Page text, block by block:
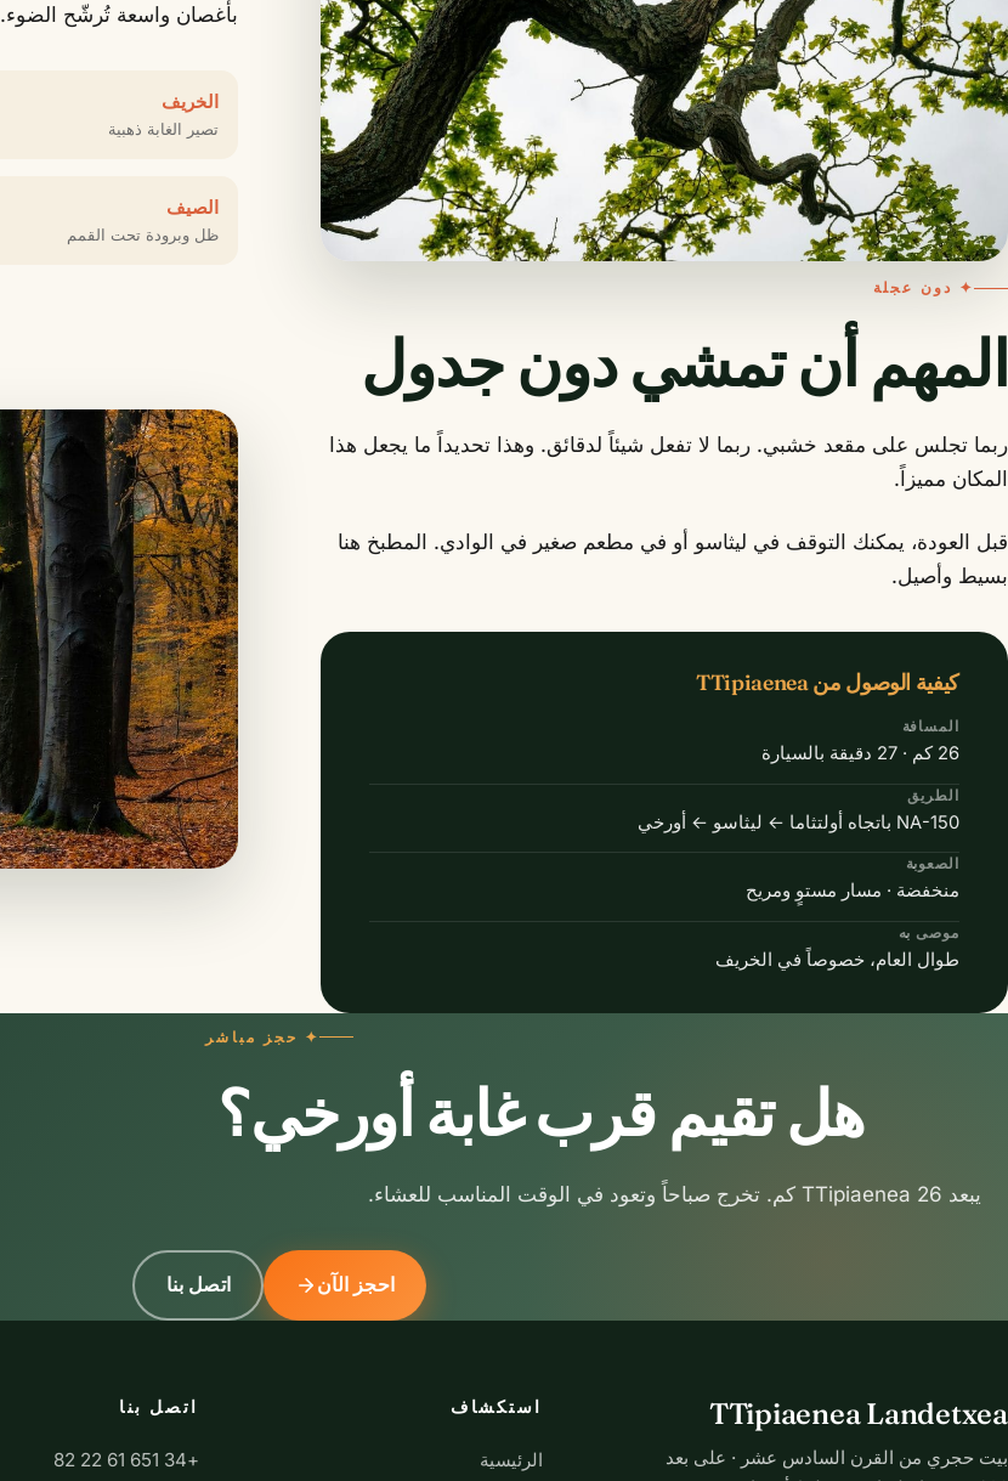
بأغصان واسعة تُرشّح الضوء.
الخريف
تصير الغابة ذهبية
الصيف
ظل وبرودة تحت القمم
✦ دون عجلة
المهم أن تمشي دون جدول
ربما تجلس على مقعد خشبي. ربما لا تفعل شيئاً لدقائق. وهذا تحديداً ما يجعل هذا
المكان مميزاً.
قبل العودة، يمكنك التوقف في ليثاسو أو في مطعم صغير في الوادي. المطبخ هنا
بسيط وأصيل.
كيفية الوصول من TTipiaenea
المسافة
26 كم · 27 دقيقة بالسيارة
الطريق
NA-150 باتجاه أولتثاما ← ليثاسو ← أورخي
الصعوبة
منخفضة · مسار مستوٍ ومريح
موصى به
طوال العام، خصوصاً في الخريف
✦ حجز مباشر
هل تقيم قرب غابة أورخي؟
يبعد TTipiaenea 26 كم. تخرج صباحاً وتعود في الوقت المناسب للعشاء.
احجز الآن اتصل بنا
TTipiaenea Landetxea
بيت حجري من القرن السادس عشر · على بعد
استكشاف
الرئيسية
اتصل بنا
+34 651 61 22 82